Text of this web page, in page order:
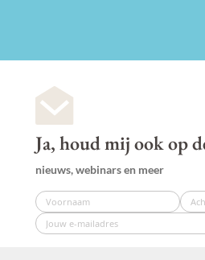
Ja, houd mij ook op
nieuws, webinars en meer